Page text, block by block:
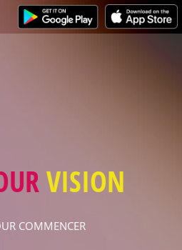
: NOUVEAU
COVID-19